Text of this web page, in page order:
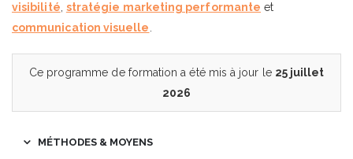
visibilité, stratégie marketing performante et
communication visuelle.
Ce programme de formation a été mis à jour le 25 juillet
2026
MÉTHODES & MOYENS